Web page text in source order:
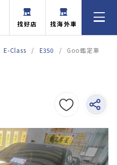
找好店 找海外車
E-Class E350 Goo鑑定車